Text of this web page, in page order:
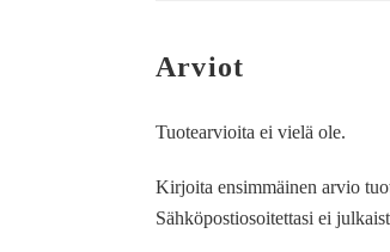
Arviot
Tuotearvioita ei vielä ole.
Kirjoita ensimmäinen arvio
Sähköpostiosoitettasi ei